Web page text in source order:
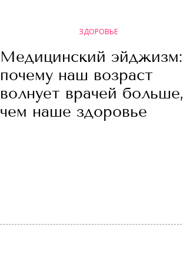
ЗДОРОВЬЕ
Медицинский эйджизм:
почему наш возраст
волнует врачей больше,
чем наше здоровье